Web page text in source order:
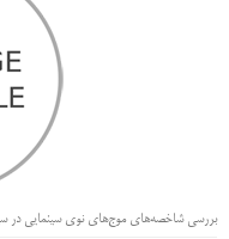
بررسی شاخصه‌های موج‌های نوی سینمایی در سینمای ایران